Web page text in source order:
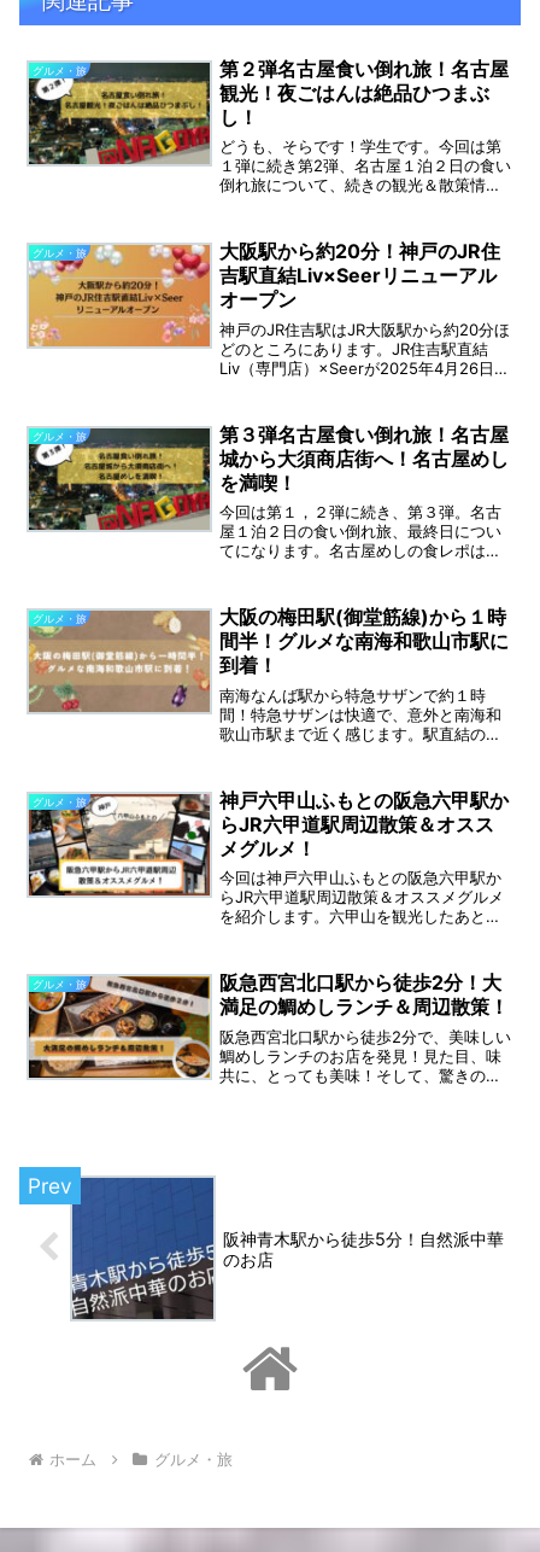
グルメ・旅
第２弾名古屋食い倒れ旅！名古屋
観光！夜ごはんは絶品ひつまぶ
し！
どうも、そらです！学生です。今回は第
１弾に続き第2弾、名古屋１泊２日の食い
倒れ旅について、続きの観光＆散策情報
福氷に味噌煮込みうどん！！」に興味が
ある方はこちらからど...
グルメ・旅
大阪駅から約20分！神戸のJR住
吉駅直結Liv×Seerリニューアル
オープン
神戸のJR住吉駅はJR大阪駅から約20分ほ
どのところにあります。JR住吉駅直結
Liv（専門店）×Seerが2025年4月26日に
ので、さっそく訪れてみました。今回
は、...
グルメ・旅
第３弾名古屋食い倒れ旅！名古屋
城から大須商店街へ！名古屋めし
を満喫！
今回は第１，２弾に続き、第３弾。名古
屋１泊２日の食い倒れ旅、最終日につい
てになります。名古屋めしの食レポはも
街の観光情報がメインです。そして、あ
の名古屋名物みそかつの...
グルメ・旅
大阪の梅田駅(御堂筋線)から１時
間半！グルメな南海和歌山市駅に
到着！
南海なんば駅から特急サザンで約１時
間！特急サザンは快適で、意外と南海和
歌山市駅まで近く感じます。駅直結の施
であおとそらが訪れた場所やお店を紹介
していきたいと思います！
グルメ・旅
神戸六甲山ふもとの阪急六甲駅か
らJR六甲道駅周辺散策＆オスス
メグルメ！
今回は神戸六甲山ふもとの阪急六甲駅か
らJR六甲道駅周辺散策＆オススメグルメ
を紹介します。六甲山を観光したあとな
れたパスタ屋さん、絶品手打ちうどんの
お店等を紹介します！
グルメ・旅
阪急西宮北口駅から徒歩2分！大
満足の鯛めしランチ＆周辺散策！
阪急西宮北口駅から徒歩2分で、美味しい
鯛めしランチのお店を発見！見た目、味
共に、とっても美味！そして、驚きのコ
阪神青木駅から徒歩5分！自然派中華
のお店
ホーム グルメ・旅